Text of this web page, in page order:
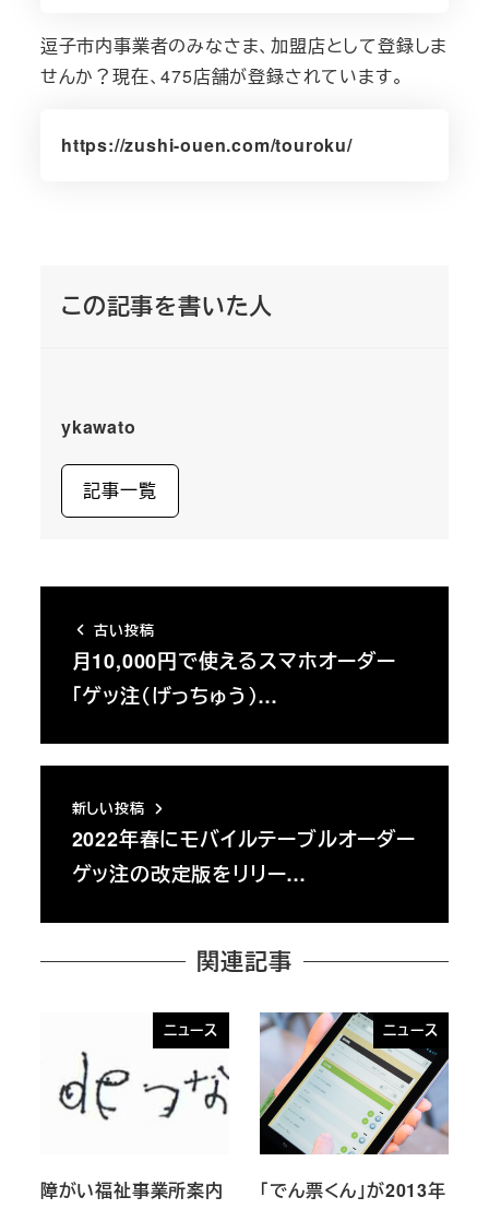
逗子市内事業者のみなさま、加盟店として登録しま
せんか？現在、475店舗が登録されています。
https://zushi-ouen.com/touroku/
この記事を書いた人
ykawato
記事一覧
古い投稿
月10,000円で使えるスマホオーダー
「ゲッ注（げっちゅう）…
新しい投稿
2022年春にモバイルテーブルオーダー
ゲッ注の改定版をリリー…
関連記事
ニュース
障がい福祉事業所案内
ニュース
「でん票くん」が2013年